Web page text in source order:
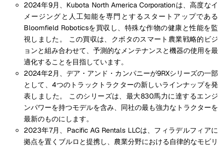
2024年9月、Kubota North America Corporationは、高度なイ
メージングと人工知能を専門とするスタートアップである
Bloomfield Roboticsを買収し、特殊な作物の健康と性能を監
視しました。 この買収は、クボタのスマート農業戦略的ビジ
ョンと組み合わせて、予測的なメンテナンスと機器の使用を最
適化することを目指しています。
2024年2月、デア・アンド・カンパニーが9RXシリーズの一部
として、4つのトラックトラクターの新しいラインナップを発
表しました。 このシリーズは、最大830馬力に達するエンジ
ンパワーを持つモデルを含み、同社の最も強力なトラクターを
最新のものにします。
2023年7月、Pacific AG Rentals LLCは、フィラデルフィアに
拠点を置くブルロと提携し、農業分野における自律的なモビリ